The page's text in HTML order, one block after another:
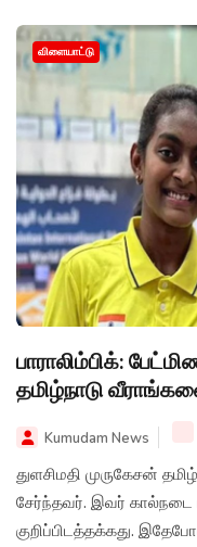
விளையாட்டு
பாராலிம்பிக்:
தமிழ்நாடு
Kumudam News
துளசிமதி முருகேசன்
சேர்ந்தவர். இவர் கால்நடை
குறிப்பிடத்தக்கது.